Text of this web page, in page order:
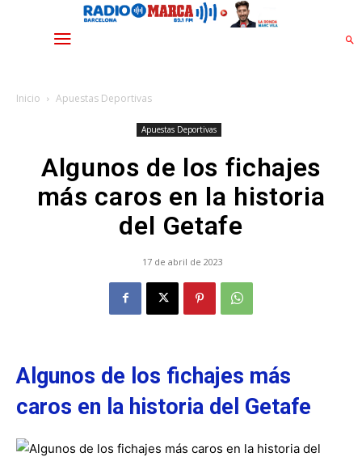
Inicio Apuestas Deportivas
Apuestas Deportivas
Algunos de los fichajes
más caros en la historia
del Getafe
17 de abril de 2023
Algunos de los fichajes más
caros en la historia del Getafe